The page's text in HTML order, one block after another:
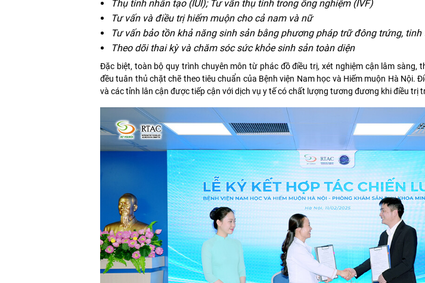
Thụ tinh nhân tạo (IUI); Tư vấn thụ tinh trong ống nghiệm (IVF)
Tư vấn và điều trị hiếm muộn cho cả nam và nữ
Tư vấn bảo tồn khả năng sinh sản bằng phương pháp trữ đông trứng, tinh
Theo dõi thai kỳ và chăm sóc sức khỏe sinh sản toàn diện
Đặc biệt, toàn bộ quy trình chuyên môn từ phác đồ điều trị, xét nghiệm cận lâm sàng,
đều tuân thủ chặt chẽ theo tiêu chuẩn của Bệnh viện Nam học và Hiếm muộn Hà Nội.
và các tỉnh lân cận được tiếp cận với dịch vụ y tế có chất lượng tương đương khi điều trị